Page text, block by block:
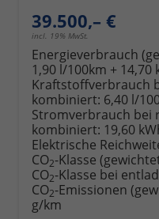
39.500,– €
incl. 19% MwSt.
Energieverbrauch
1,90 l/100km + 14,70
Kraftstoffverbrauch
kombiniert: 6,40 l/
Stromverbrauch bei
kombiniert: 19,60
Elektrische
CO2-Klasse
CO2-Klasse bei
CO2-Emissionen
g/km